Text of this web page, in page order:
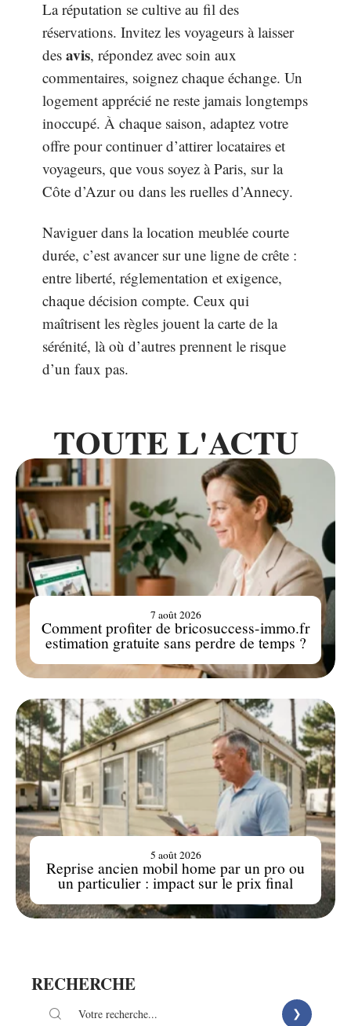
La réputation se cultive au fil des
réservations. Invitez les voyageurs à laisser
des avis, répondez avec soin aux
commentaires, soignez chaque échange. Un
logement apprécié ne reste jamais longtemps
inoccupé. À chaque saison, adaptez votre
offre pour continuer d’attirer locataires et
voyageurs, que vous soyez à Paris, sur la
Côte d’Azur ou dans les ruelles d’Annecy.
Naviguer dans la location meublée courte
durée, c’est avancer sur une ligne de crête :
entre liberté, réglementation et exigence,
chaque décision compte. Ceux qui
maîtrisent les règles jouent la carte de la
sérénité, là où d’autres prennent le risque
d’un faux pas.
TOUTE L'ACTU
Comment profiter de bricosuccess-immo.fr
estimation gratuite sans perdre de temps ?
7 août 2026
Reprise ancien mobil home par un pro ou
un particulier : impact sur le prix final
5 août 2026
RECHERCHE